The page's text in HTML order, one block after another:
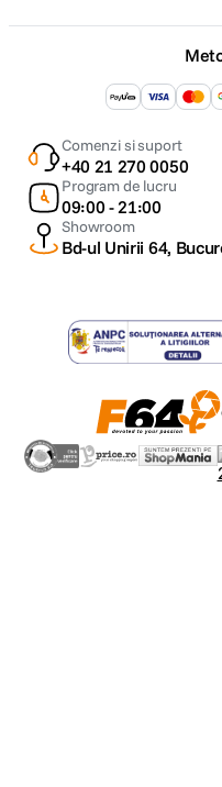
Comenzi si suport
+40 21 270 0050
Program de lucru
09:00 - 21:00
Showroom
Bd-ul Unirii 64,